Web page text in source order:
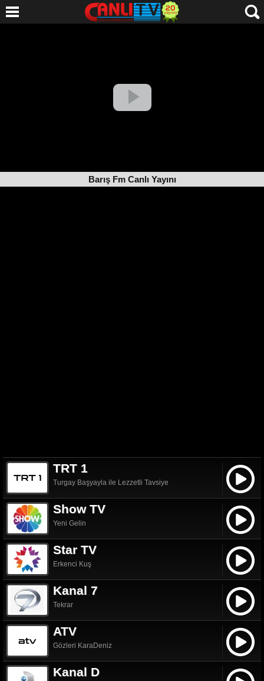
Barış Fm Canlı Yayını
TRT 1
Turgay Başyayla ile Lezzetli Tavsiye
Show TV
Yeni Gelin
Star TV
Erkenci Kuş
Kanal 7
Tekrar
ATV
Gözleri KaraDeniz
Kanal D